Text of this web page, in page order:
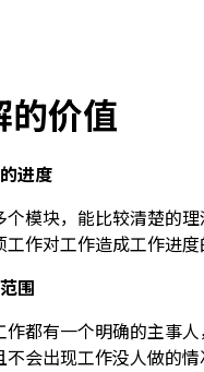
的价值
进度
模块，能比较清楚的
作对工作造成工作进度
围
都有一个明确的主事
会出现工作没人做的情